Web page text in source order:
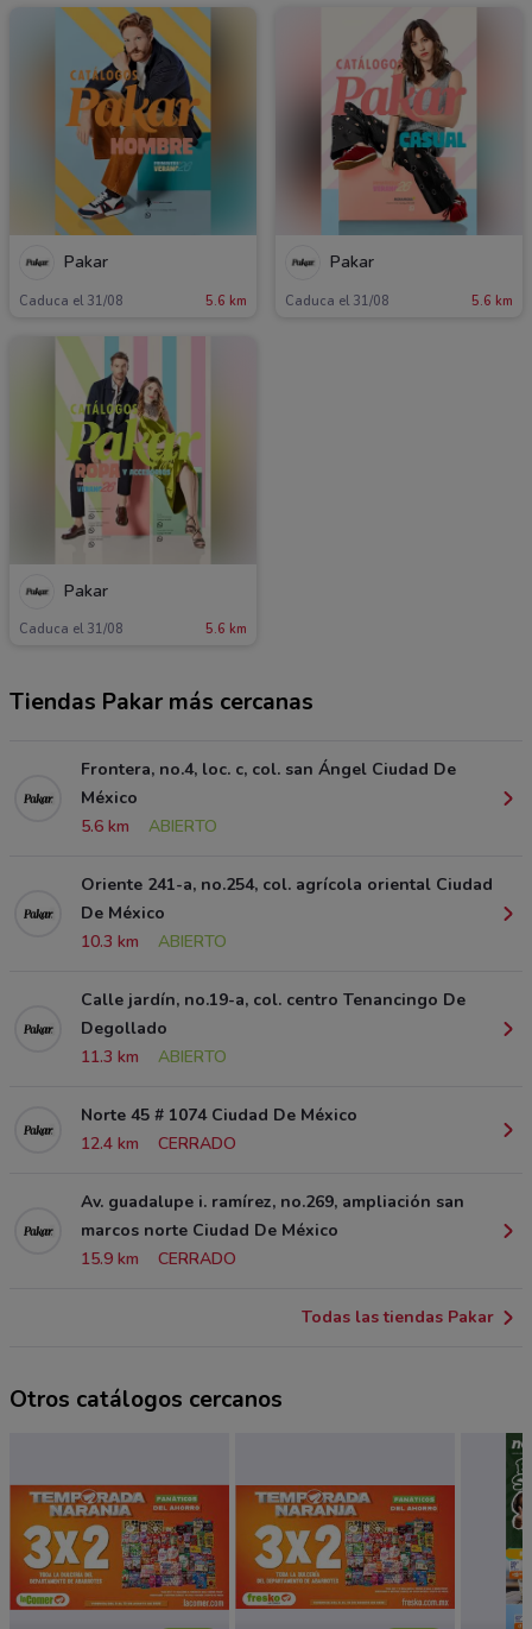
Pakar
Caduca el 31/08 5.6 km
Pakar
Caduca el 31/08 5.6 km
Pakar
Caduca el 31/08 5.6 km
Tiendas Pakar más cercanas
Frontera, no.4, loc. c, col. san Ángel Ciudad De
México
5.6 km
ABIERTO
Oriente 241-a, no.254, col. agrícola oriental Ciudad
De México
10.3 km
ABIERTO
Calle jardín, no.19-a, col. centro Tenancingo De
Degollado
11.3 km
ABIERTO
Norte 45 # 1074 Ciudad De México
12.4 km
CERRADO
Av. guadalupe i. ramírez, no.269, ampliación san
marcos norte Ciudad De México
15.9 km
CERRADO
Todas las tiendas Pakar
Otros catálogos cercanos